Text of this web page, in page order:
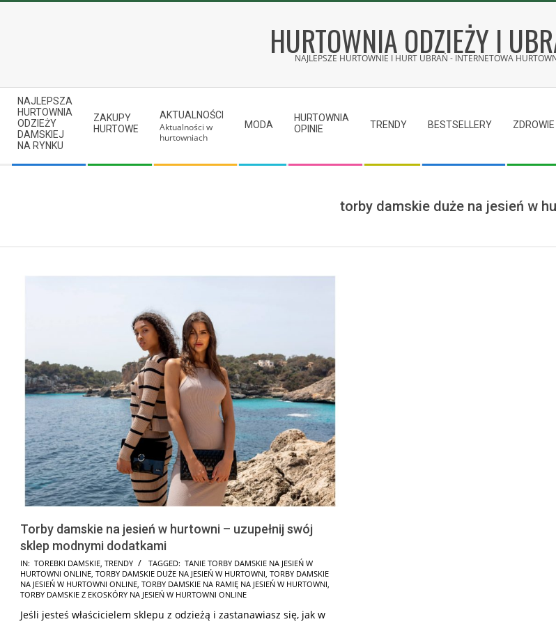
HURTOWNIA ODZIEŻY I
NAJLEPSZE HURTOWNIE I HURT UBRAŃ - INTERNETOWA
Secondary
Navigation
Menu
NAJLEPSZA
HURTOWNIA
ODZIEŻY
DAMSKIEJ
NA RYNKU
ZAKUPY
HURTOWE
AKTUALNOŚCI
Aktualności w
hurtowniach
MODA
HURTOWNIA
OPINIE
TRENDY BESTSELLERY ZDROWIE
torby damskie duże na jesień w
Torby damskie na jesień w hurtowni – uzupełnij swój
sklep modnymi dodatkami
2022-
08-
18
IN: TOREBKI DAMSKIE TRENDY TAGGED: TANIE TORBY DAMSKIE NA JESIEŃ W
HURTOWNI ONLINE TORBY DAMSKIE DUŻE NA JESIEŃ W HURTOWNI TORBY DAMSKIE
NA JESIEŃ W HURTOWNI ONLINE TORBY DAMSKIE NA RAMIĘ NA JESIEŃ W HURTOWNI
TORBY DAMSKIE Z EKOSKÓRY NA JESIEŃ W HURTOWNI ONLINE
Jeśli jesteś właścicielem sklepu z odzieżą i zastanawiasz się, jak w